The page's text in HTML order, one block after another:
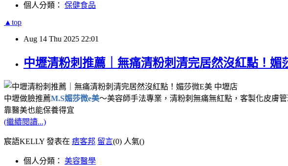
個人分類： 保健食品
▲top
Aug 14 Thu 2025 22:01
中壢清粉刺推薦｜無痛清粉刺清完居然沒紅點！媚
中壢做臉推薦M.S媚莎微e美～美容師手法專業，清粉刺無痛無紅點，客製化皮膚
靠醫美也能保養得宜
(繼續閱讀...)
宸語KELLY 發表在 痞客邦 留言(0) 人氣()
個人分類： 美容醫學